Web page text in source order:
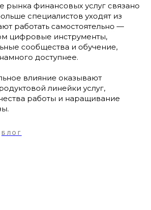
рынка финансовых услуг связано
специалистов уходят из
работать самостоятельно —
цифровые инструменты,
сообщества и обучение,
доступнее.
влияние оказывают
линейки услуг,
работы и наращивание
БЛОГ